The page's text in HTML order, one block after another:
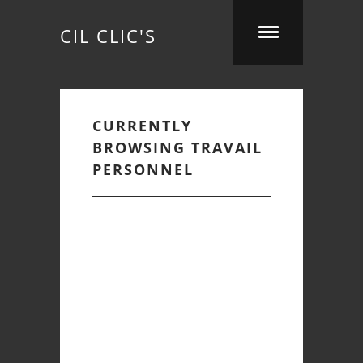
CIL CLIC'S
CURRENTLY
BROWSING TRAVAIL
PERSONNEL